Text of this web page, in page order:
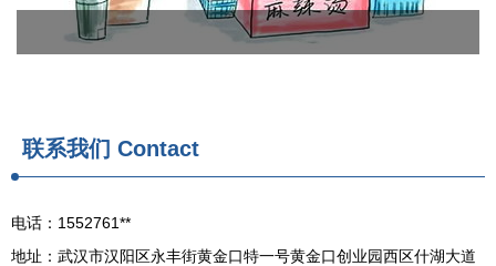
联系我们 Contact
电话：1552761**
地址：武汉市汉阳区永丰街黄金口特一号黄金口创业园西区什湖大道